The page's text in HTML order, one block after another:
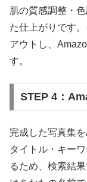
肌の質感調整・
た仕上がりです
アウトし、
す。
STEP 4：
完成した写真集
タイトル・キー
るため、検索結